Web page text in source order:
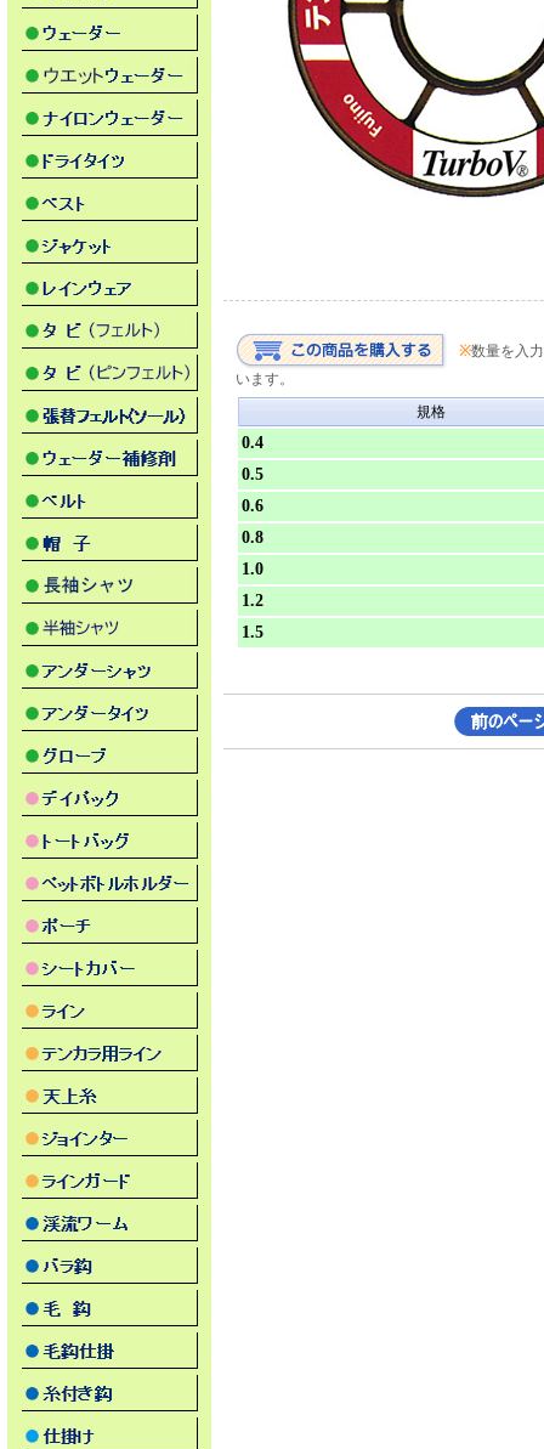
※数量を入
います。
規格
0.4
0.5
0.6
0.8
1.0
1.2
1.5